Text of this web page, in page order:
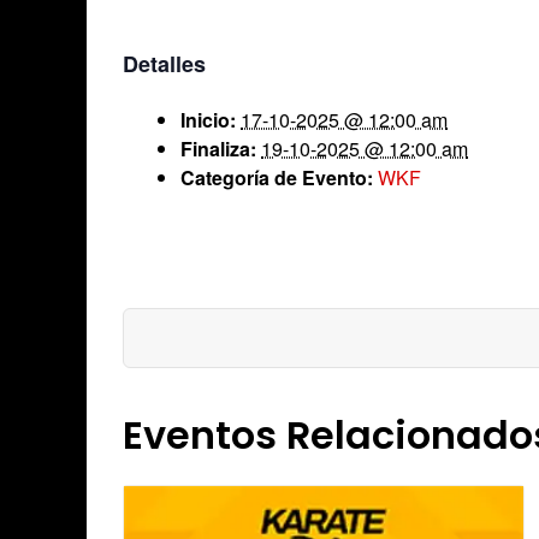
Detalles
Inicio: 17-10-2025 @ 12:00 am
Finaliza: 19-10-2025 @ 12:00 am
Categoría de Evento: WKF
Eventos